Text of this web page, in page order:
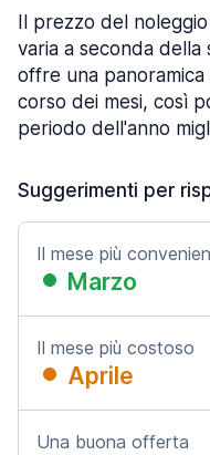
Il prezzo del
varia a seconda della
offre una
corso dei mesi, così
periodo dell'anno
Suggerimenti per
Il mese più
Marzo
Il mese più costoso
Aprile
Una buona offerta